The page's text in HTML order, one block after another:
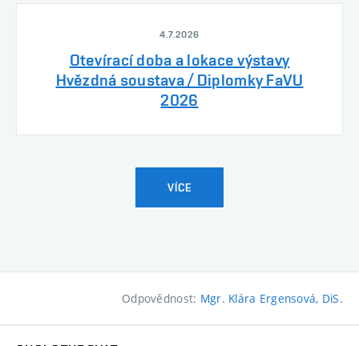
4.7.2026
Otevírací doba a lokace výstavy
Hvězdná soustava / Diplomky FaVU
2026
VÍCE
Odpovědnost: Mgr. Klára Ergensová, DiS.